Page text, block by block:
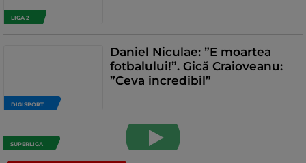
LIGA 2
DIGISPORT
Daniel Niculae: ”E moartea
fotbalului!”. Gică Craioveanu:
”Ceva incredibil”
SUPERLIGA